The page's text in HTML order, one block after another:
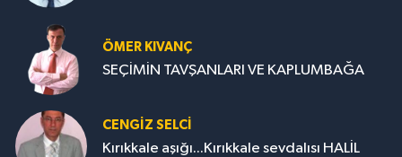
ÖMER KIVANÇ
SEÇİMİN TAVŞANLARI VE KAPLUMBAĞA
CENGİZ SELCİ
Kırıkkale aşığı...Kırıkkale sevdalısı HALİL